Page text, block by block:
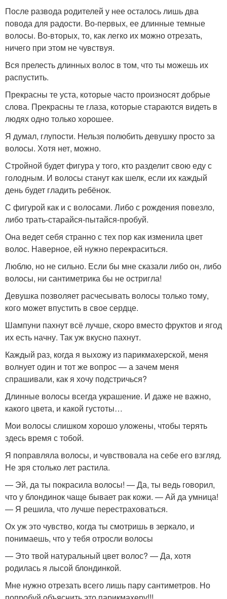
После развода родителей у нее осталось лишь два
повода для радости. Во-первых, ее длинные темные
волосы. Во-вторых, то, как легко их можно отрезать,
ничего при этом не чувствуя.
Вся прелесть длинных волос в том, что ты можешь их
распустить.
Прекрасны те уста, которые часто произносят добрые
слова. Прекрасны те глаза, которые стараются видеть в
людях одно только хорошее.
Я думал, глупости. Нельзя полюбить девушку просто за
волосы. Хотя нет, можно.
Стройной будет фигура у того, кто разделит свою еду с
голодным. И волосы станут как шелк, если их каждый
день будет гладить ребёнок.
С фигурой как и с волосами. Либо с рождения повезло,
либо трать-старайся-пытайся-пробуй.
Она ведет себя странно с тех пор как изменила цвет
волос. Наверное, ей нужно перекраситься.
Люблю, но не сильно. Если бы мне сказали либо он, либо
волосы, ни сантиметрика бы не остригла!
Девушка позволяет расчесывать волосы только тому,
кого может впустить в свое сердце.
Шампуни пахнут всё лучше, скоро вместо фруктов и ягод
их есть начну. Так уж вкусно пахнут.
Каждый раз, когда я выхожу из парикмахерской, меня
волнует один и тот же вопрос — а зачем меня
спрашивали, как я хочу подстричься?
Длинные волосы всегда украшение. И даже не важно,
какого цвета, и какой густоты…
Мои волосы слишком хорошо уложены, чтобы терять
здесь время с тобой.
Я поправляла волосы, и чувствовала на себе его взгляд.
Не зря столько лет растила.
— Эй, да ты покрасила волосы! — Да, ты ведь говорил,
что у блондинок чаще бывает рак кожи. — Ай да умница!
— Я решила, что лучше перестраховаться.
Ох уж это чувство, когда ты смотришь в зеркало, и
понимаешь, что у тебя отросли волосы
— Это твой натуральный цвет волос? — Да, хотя
родилась я лысой блондинкой.
Мне нужно отрезать всего лишь пару сантиметров. Но